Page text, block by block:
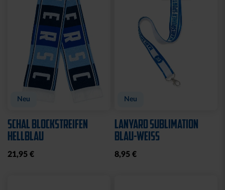
Neu
SCHAL BLOCKSTREIFEN
HELLBLAU
21,95 €
Neu
LANYARD SUBLIMATION
BLAU-WEISS
8,95 €